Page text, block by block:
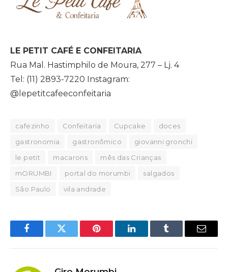
LE PETIT CAFÉ E CONFEITARIA
Rua Mal. Hastimphilo de Moura, 277 – Lj. 4
Tel: (11) 2893-7220 Instagram:
@lepetitcafeeconfeitaria
cafezinho Confeitaria Cupcake
doces
gastronomia
gastronômico
giovanni gronchi
le petit
macarons
mês das Crianças
mORUMBI
portal do morumbi
salgados
São Paulo
vila andrade
FacebookTwitter Pinterest LinkedInTumblr Email